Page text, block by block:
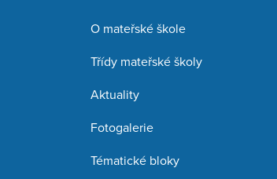
O mateřské škole
Třídy mateřské školy
Aktuality
Fotogalerie
Tématické bloky